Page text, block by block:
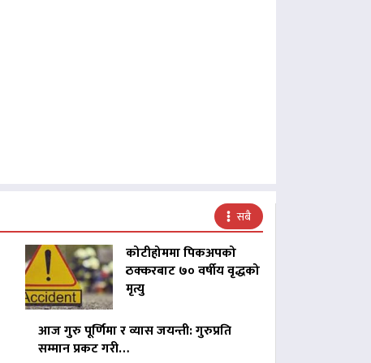
सबै
कोटीहोममा पिकअपको
ठक्करबाट ७० वर्षीय वृद्धको
मृत्यु
आज गुरु पूर्णिमा र व्यास जयन्ती: गुरुप्रति
सम्मान प्रकट गरी…